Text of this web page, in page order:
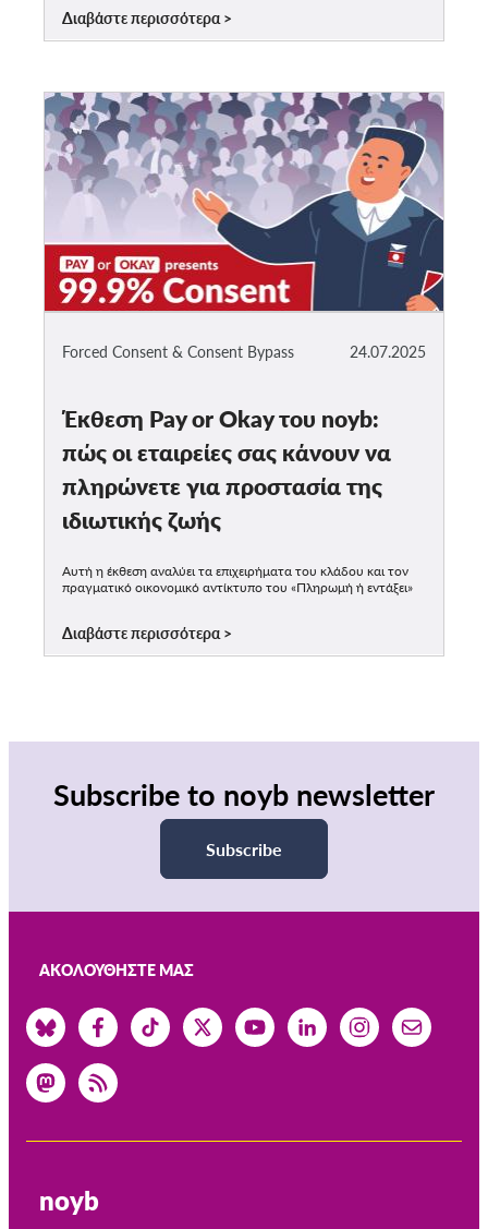
Διαβάστε περισσότερα
24.07.2025
Forced Consent & Consent Bypass
Έκθεση Pay or Okay του noyb:
πώς οι εταιρείες σας κάνουν να
πληρώνετε για προστασία της
ιδιωτικής ζωής
Αυτή η έκθεση αναλύει τα επιχειρήματα του κλάδου και τον
πραγματικό οικονομικό αντίκτυπο του «Πληρωμή ή εντάξει»
Διαβάστε περισσότερα
Subscribe to noyb newsletter
Subscribe
ΑΚΟΛΟΥΘΉΣΤΕ ΜΑΣ
noyb